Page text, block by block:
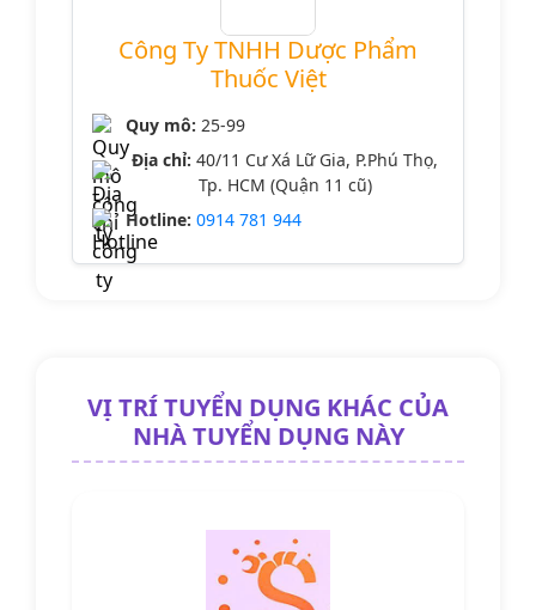
Công Ty TNHH Dược Phẩm
Thuốc Việt
Quy mô: 25-99
Địa chỉ: 40/11 Cư Xá Lữ Gia, P.Phú Thọ,
Tp. HCM (Quận 11 cũ)
Hotline: 0914 781 944
VỊ TRÍ TUYỂN DỤNG KHÁC CỦA
NHÀ TUYỂN DỤNG NÀY